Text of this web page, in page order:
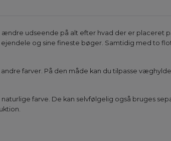
udseende på alt efter hvad der er placeret
og sine fineste bøger. Samtidig med to
farver. På den måde kan du tilpasse
farve. De kan selvfølgelig også bruges